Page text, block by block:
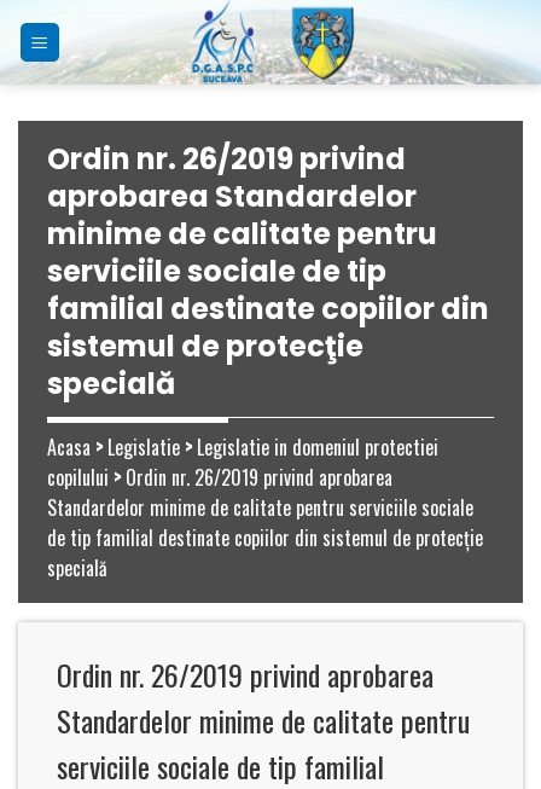
content
Ordin nr. 26/2019 privind
aprobarea Standardelor
minime de calitate pentru
serviciile sociale de tip
familial destinate copiilor din
sistemul de protecţie
specială
Acasa >Legislatie >Legislatie in domeniul protectiei
copilului >Ordin nr. 26/2019 privind aprobarea
Standardelor minime de calitate pentru serviciile sociale
de tip familial destinate copiilor din sistemul de protecţie
specială
Ordin nr. 26/2019 privind aprobarea
Standardelor minime de calitate pentru
serviciile sociale de tip familial